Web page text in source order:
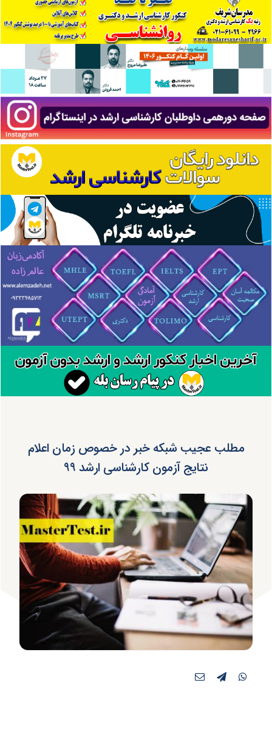
مطلب عجیب شبکه خبر در خصوص زمان اعلام
نتایج آزمون کارشناسی ارشد ۹۹